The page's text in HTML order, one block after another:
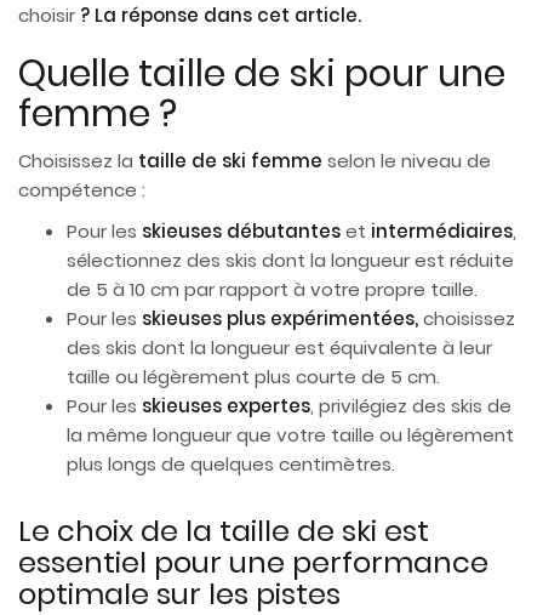
choisir? La réponse dans cet article.
Quelle taille de ski pour une
femme ?
Choisissez la taille de ski femme selon le niveau de
compétence :
Pour les skieuses débutanteset intermédiaires,
sélectionnez des skis dont la longueur est réduite
de 5 à 10 cm par rapport à votre propre taille.
Pour les skieuses plus expérimentées,choisissez
des skis dont la longueur est équivalente à leur
taille ou légèrement plus courte de 5 cm.
Pour les skieuses expertes, privilégiez des skis de
la même longueur que votre taille ou légèrement
plus longs de quelques centimètres.
Le choix de la taille de ski est
essentiel pour une performance
optimale sur les pistes